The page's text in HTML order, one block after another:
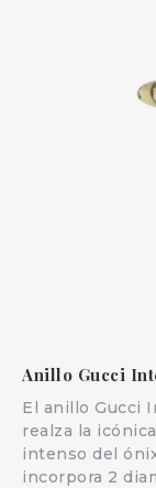
El anillo Gucci
realza la
intenso del
incorpora 2